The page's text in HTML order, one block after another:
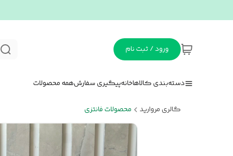
ورود / ثبت نام
دسته‌بندی کالاهاخانهپیگیری سفارشهمه محصولات
گالری مروارید محصولات فانتزی